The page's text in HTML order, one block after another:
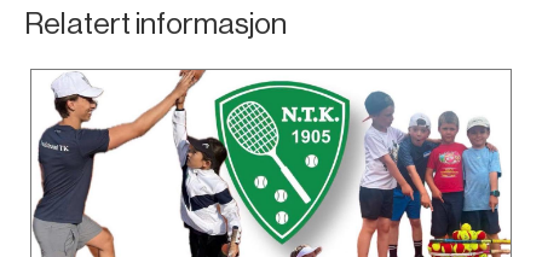
Relatert informasjon